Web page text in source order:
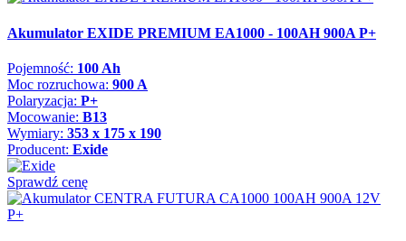
Akumulator EXIDE PREMIUM EA1000 - 100AH 900A P+
Pojemność: 100 Ah
Moc rozruchowa: 900 A
Polaryzacja: P+
Mocowanie: B13
Wymiary: 353 x 175 x 190
Producent: Exide
Sprawdź cenę